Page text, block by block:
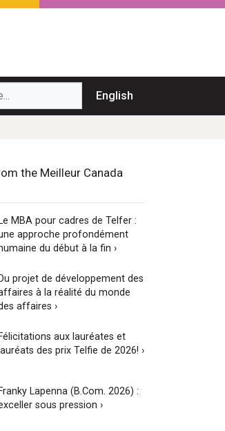
English
the Meilleur Canada
Le MBA pour cadres de Telfer :
approche profondément
humaine du début à la fin ›
Du projet de développement des
à la réalité du monde
affaires ›
Félicitations aux lauréates et
lauréats des prix Telfie de 2026! ›
Franky Lapenna (B.Com. 2026) :
sous pression ›